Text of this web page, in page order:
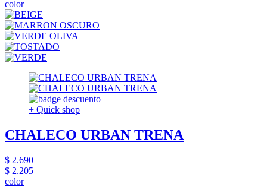
color
+ Quick shop
CHALECO URBAN TRENA
$ 2.690
$ 2.205
color